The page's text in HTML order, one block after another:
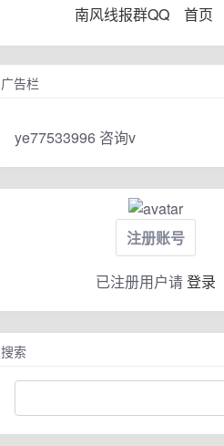
南风线报群QQ 首页
广告栏
ye77533996 咨询v
注册账号
已注册用户请登录
搜索